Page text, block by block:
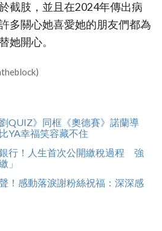
截肢，並且在2024年傳出病
多關心她喜愛她的朋友們都為
她開心。
QUIZ》同框《奧德賽》諾蘭導
YA幸福笑容藏不住
行！人生首次公開繳稅過程 強
」
！感動落淚謝粉絲祝福：深深感